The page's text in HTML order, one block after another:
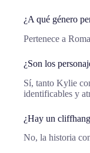
¿A qué género
Pertenece a
¿Son los
Sí, tanto Kylie
identificables y
¿Hay un
No, la historia